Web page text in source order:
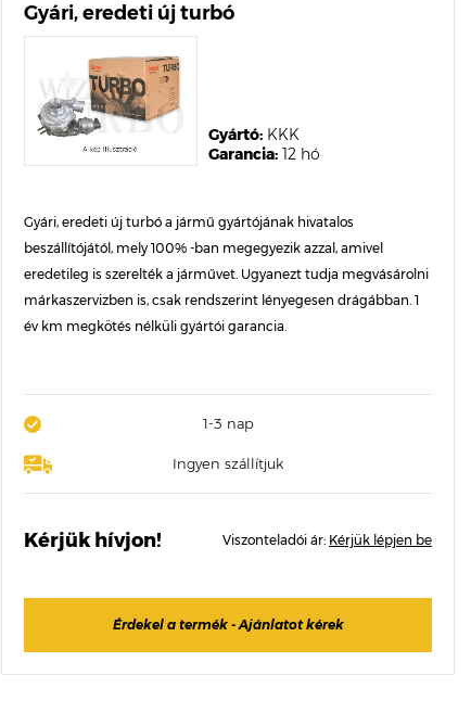
Gyári, eredeti új turbó
Garancia: 12 hó
Gyártó: KKK
Gyári, eredeti új turbó a jármű gyártójának hivatalos
beszállítójától, mely 100% -ban megegyezik azzal, amivel
eredetileg is szerelték a járművet. Ugyanezt tudja megvásárolni
márkaszervizben is, csak rendszerint lényegesen drágábban. 1
év km megkötés nélküli gyártói garancia.
1-3 nap
Ingyen szállítjuk
Kérjük hívjon! Viszonteladói ár: Kérjük lépjen be
Érdekel a termék - Ajánlatot kérek